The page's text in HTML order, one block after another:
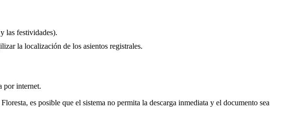
las festividades).
la localización de los asientos registrales.
por internet.
es posible que el sistema no permita la descarga inmediata y el documento sea